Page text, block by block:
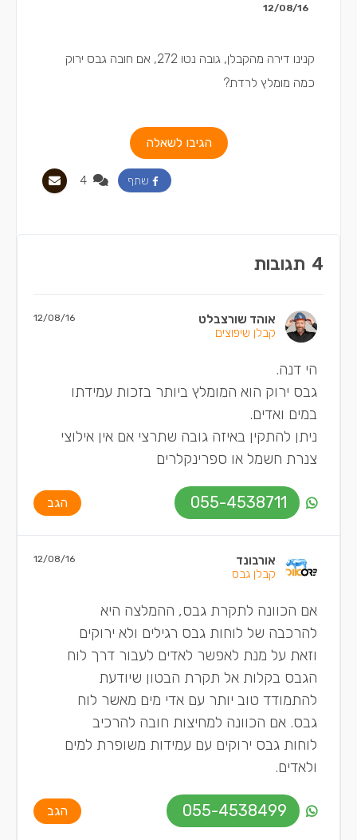
12/08/16
קנינו דירה מהקבלן, גובה נטו 272, אם חובה גבס ירוק
כמה מומלץ לרדת?
הגיבו לשאלה
שתף
4 תגובות
אוהד שורצבלט
קבלן שיפוצים
12/08/16
הי דנה.
גבס ירוק הוא המומלץ ביותר בזכות עמידתו
במים ואדים.
ניתן להתקין באיזה גובה שתרצי אם אין אילוצי
צנרת חשמל או ספרינקלרים
055-4538711 הגב
אורבונד
קבלן גבס
12/08/16
אם הכוונה לתקרת גבס, ההמלצה היא
להרכבה של לוחות גבס רגילים ולא ירוקים
וזאת על מנת לאפשר לאדים לעבור דרך לוח
הגבס בקלות אל תקרת הבטון שיודעת
להתמודד טוב יותר עם אדי מים מאשר לוח
גבס. אם הכוונה למחיצות חובה להרכיב
לוחות גבס ירוקים עם עמידות משופרת למים
ולאדים.
055-4538499 הגב